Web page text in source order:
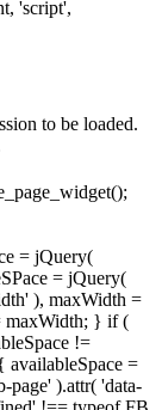
'script',
to be loaded.
= jQuery(
= jQuery(
), maxWidth =
maxWidth; } if (
!=
=
).attr( 'data-